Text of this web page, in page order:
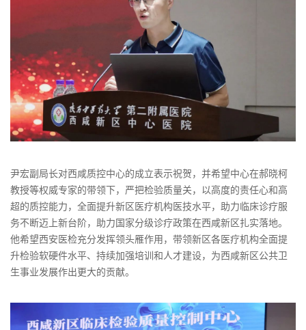
尹宏副局长对西咸质控中心的成立表示祝贺，并希望中心在郝晓柯
教授等权威专家的带领下，严把检验质量关，以高度的责任心和高
超的质控能力，全面提升新区医疗机构医技水平，助力临床诊疗服
务不断迈上新台阶，助力国家分级诊疗政策在西咸新区扎实落地。
他希望西安医检充分发挥领头雁作用，带领新区各医疗机构全面提
升检验软硬件水平、持续加强培训和人才建设，为西咸新区公共卫
生事业发展作出更大的贡献。